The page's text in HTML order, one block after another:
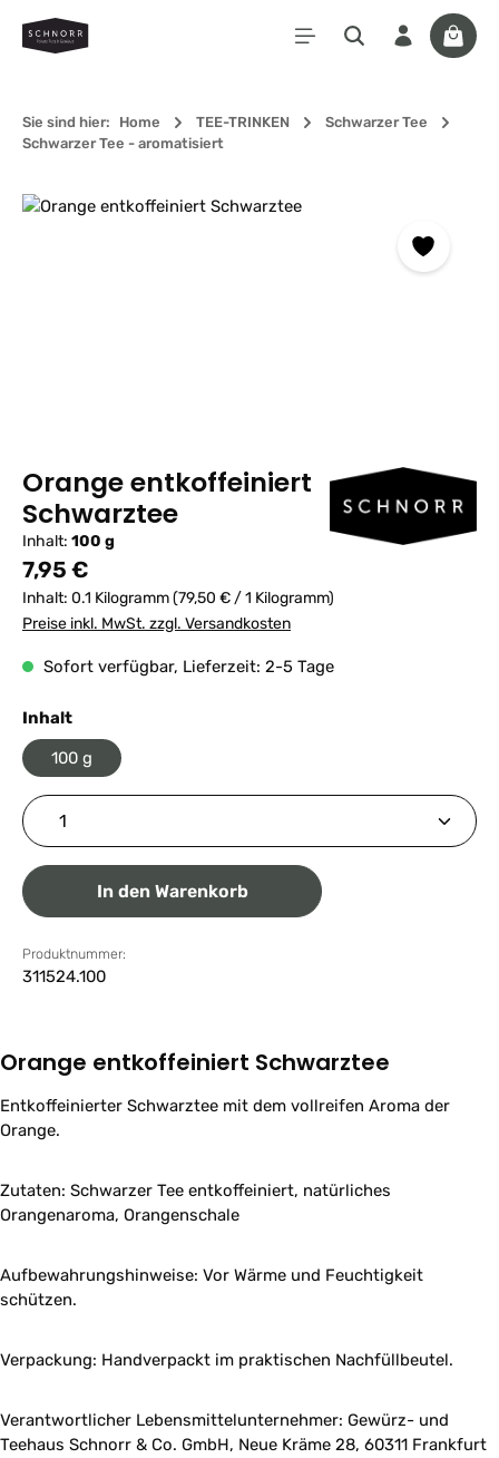
Zum Hauptinhalt springen
Sie sind hier: Home TEE-TRINKEN
Schwarzer Tee
Schwarzer Tee - aromatisiert
Bildergalerie überspringen
Orange entkoffeiniert
Schwarztee
Inhalt: 100 g
Regulärer Preis:
7,95 €
Inhalt: 0.1 Kilogramm(79,50 € / 1 Kilogramm)
Preise inkl. MwSt. zzgl. Versandkosten
Sofort verfügbar, Lieferzeit: 2-5 Tage
Inhaltauswählen
100 g
Produkt Anzahl: Gib den gewünschten Wert ein
In den Warenkorb
Produktnummer:
311524.100
Orange entkoffeiniert Schwarztee
Entkoffeinierter Schwarztee mit dem vollreifen Aroma der
Orange.
Zutaten: Schwarzer Tee entkoffeiniert, natürliches
Orangenaroma, Orangenschale
Aufbewahrungshinweise: Vor Wärme und Feuchtigkeit
schützen.
Verpackung: Handverpackt im praktischen Nachfüllbeutel.
Verantwortlicher Lebensmittelunternehmer: Gewürz- und
Teehaus Schnorr & Co. GmbH, Neue Kräme 28, 60311 Frankfurt